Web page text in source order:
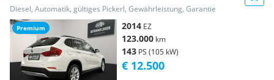
Premium
TEMPOMAT-LEDER ...
Diesel, Automatik, gültiges Pickerl, Gewährleistung, Garantie
2014 EZ
123.000 km
143 PS (105 kW)
€ 12.500